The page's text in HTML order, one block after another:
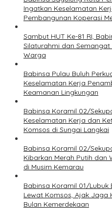
Ingatkan Keselamatan
Pembangunan Koperasi
Sambut HUT Ke-81 RI,
Silaturahmi dan
Warga
Babinsa Pulau Buluh
Keselamatan Kerja
Keamanan Lingkungan
Babinsa Koramil 02/
Keselamatan Kerja dan
Komsos di Sungai Langkai
Babinsa Koramil 02/
Kibarkan Merah Putih dan
di Musim Kemarau
Babinsa Koramil 01/
Lewat Komsos, Ajak Jaga
Bulan Kemerdekaan